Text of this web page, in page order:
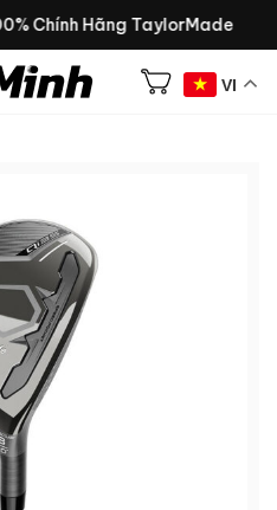
Chính Hãng TaylorMade
VI